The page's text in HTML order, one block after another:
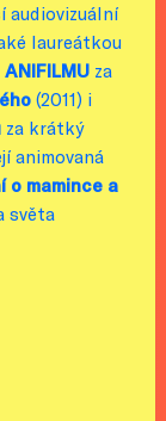
audiovizuální
laureátkou
ANIFILMU za
(2011) i
za krátký
animovaná
o mamince a
světa